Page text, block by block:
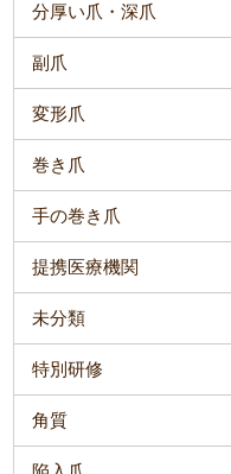
分厚い爪・深爪
副爪
変形爪
巻き爪
手の巻き爪
提携医療機関
未分類
特別研修
角質